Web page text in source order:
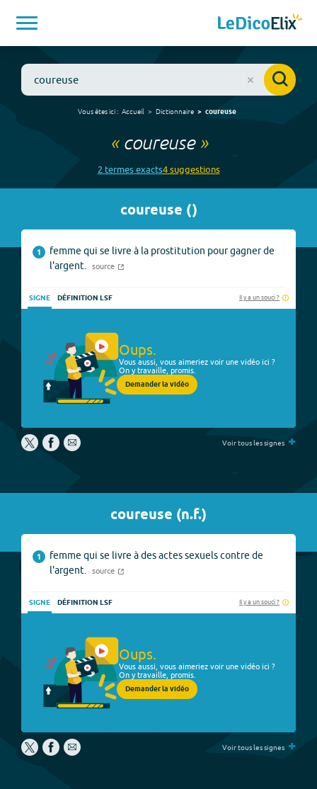
Vous êtes ici : Accueil Dictionnaire coureuse
« coureuse»
2 termesexacts4suggestions
coureuse ()
1
femme qui se livre à la prostitution pour gagner de
l'argent.
source
SIGNE DÉFINITION LSF Il y a un souci ?
Oups.
Vous aussi, vous aimeriez voir une vidéo ici ?
On y travaille, promis.
Demander la vidéo
Voir tous les signes +
coureuse (n.f.)
1
femme qui se livre à des actes sexuels contre de
l'argent.
source
SIGNE DÉFINITION LSF Il y a un souci ?
Oups.
Vous aussi, vous aimeriez voir une vidéo ici ?
On y travaille, promis.
Demander la vidéo
Voir tous les signes +